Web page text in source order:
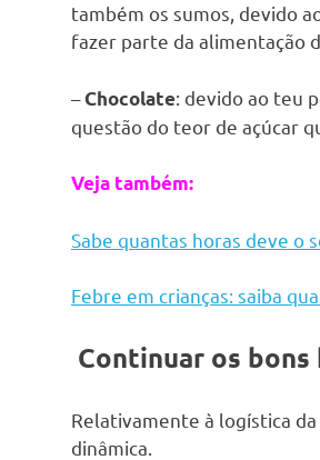
também os sumos, devido
fazer parte da alimentação
–Chocolate: devido ao teu
questão do teor de açúcar
Veja também:
Sabe quantas horas deve o
Febre em crianças: saiba
Continuar os
Relativamente à logística
dinâmica.